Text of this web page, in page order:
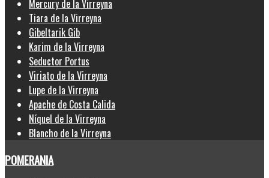
Mercury de la Virreyna
Tiara de la Virreyna
Gibeltarik Gib
Karim de la Virreyna
Seductor Portus
Viriato de la Virreyna
Lupe de la Virreyna
Apache de Costa Calida
Níquel de la Virreyna
Blancho de la Virreyna
POMERANIA